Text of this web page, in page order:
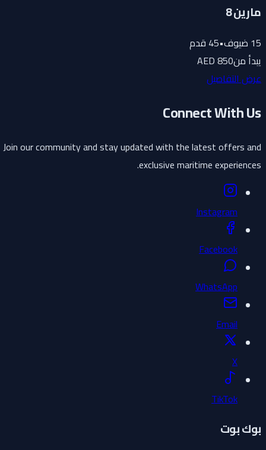
مارين 8
15ضيوف•
45قدم
يبدأ من850 AED
عرض التفاصيل
Connect With Us
Join our community and stay updated with the latest offers and
exclusive maritime experiences.
Instagram
Facebook
WhatsApp
Email
X
TikTok
بوك بوت